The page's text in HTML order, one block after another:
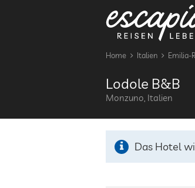
Home Italien Emilia-
Lodole B&B
Monzuno, Italien
Das Hotel